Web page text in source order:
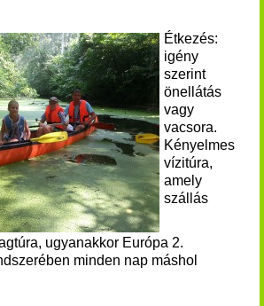
Étkezés:
igény
szerint
önellátás
vagy
vacsora.
Kényelmes
vízitúra,
amely
szállás
ugyanakkor Európa 2.
minden nap máshol